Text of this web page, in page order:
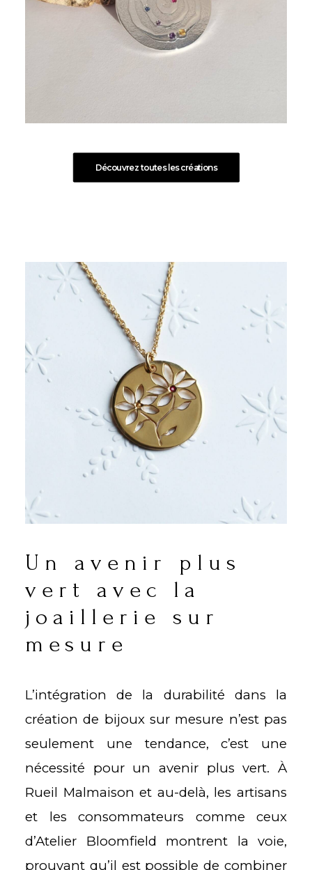
Découvrez toutes les créations
Un avenir plus
vert avec la
joaillerie sur
mesure
L’intégration de la durabilité dans la
création de bijoux sur mesure n’est pas
seulement une tendance, c’est une
nécessité pour un avenir plus vert. À
Rueil Malmaison et au-delà, les artisans
et les consommateurs comme ceux
d’Atelier Bloomfield montrent la voie,
prouvant qu’il est possible de combiner